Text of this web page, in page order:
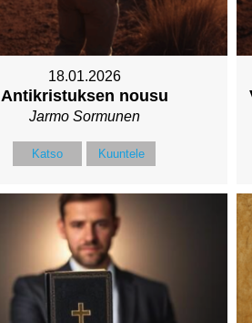
18.01.2026
Antikristuksen nousu
Jarmo Sormunen
Katso Kuuntele